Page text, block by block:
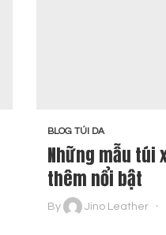
BLOG TÚI DA
Những mẫu túi
thêm nổi bật
By Jino Leather